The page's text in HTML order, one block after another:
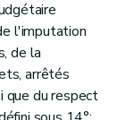
régionales, au Parlement et au Service du Médiateur
du budget
l'imputation
de la
arrêtés
que du respect